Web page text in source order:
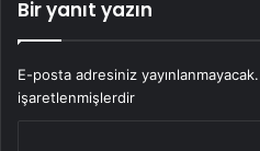
Bir yanıt yazın
E-posta adresiniz yayınlanmayacak.
işaretlenmişlerdir